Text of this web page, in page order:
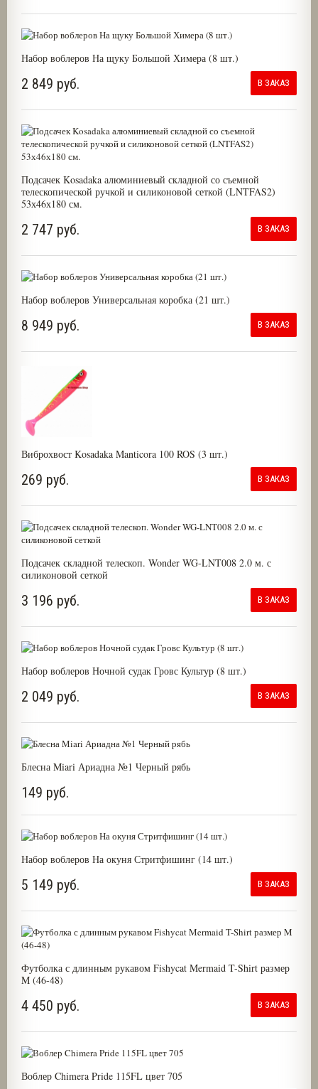
Набор воблеров На щуку Большой Химера (8 шт.)
2 849 руб. В ЗАКАЗ
Подсачек Kosadaka алюминиевый складной со съемной
телескопической ручкой и силиконовой сеткой (LNTFAS2)
53х46х180 см.
2 747 руб. В ЗАКАЗ
Набор воблеров Универсальная коробка (21 шт.)
8 949 руб. В ЗАКАЗ
Виброхвост Kosadaka Manticora 100 ROS (3 шт.)
269 руб. В ЗАКАЗ
Подсачек складной телескоп. Wonder WG-LNT008 2.0 м. с
силиконовой сеткой
3 196 руб. В ЗАКАЗ
Набор воблеров Ночной судак Гровс Культур (8 шт.)
2 049 руб. В ЗАКАЗ
Блесна Miari Ариадна №1 Черный рябь
149 руб.
Набор воблеров На окуня Стритфишинг (14 шт.)
5 149 руб. В ЗАКАЗ
Футболка с длинным рукавом Fishycat Mermaid T-Shirt размер
M (46-48)
4 450 руб. В ЗАКАЗ
Воблер Chimera Pride 115FL цвет 705